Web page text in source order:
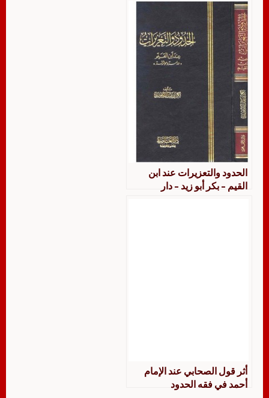
الحدود والتعزيرات عند ابن
القيم – بكر أبو زيد – دار
أثر قول الصحابي عند الإمام
أحمد في فقه الحدود